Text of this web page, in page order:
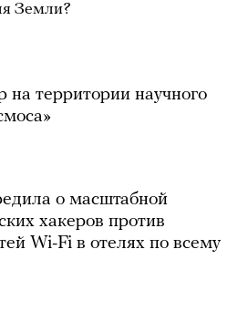
Земли?
территории научного
о масштабной
хакеров против
Wi-Fi в отелях по всему